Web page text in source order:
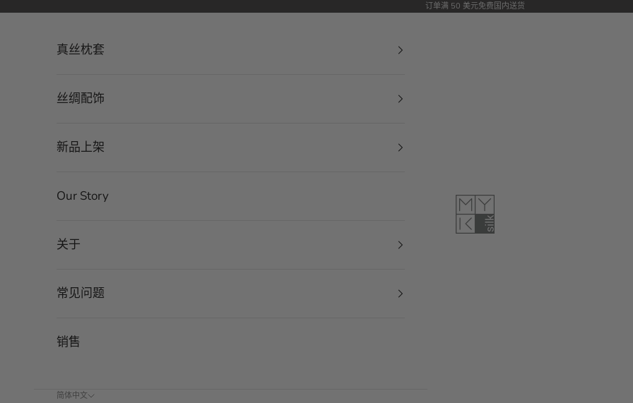
跳转到内容 订单满 50 美元免费国内送货
MYK Silk
真丝枕套
丝绸配饰
新品上架
Our Story
关于
常见问题
销售
简体中文